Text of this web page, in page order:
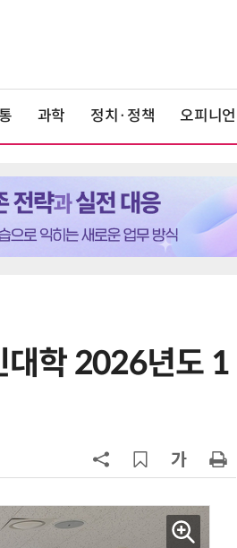
과학 정치·정책 오피니언
대학 2026년도 1
[사설] 차세대 전력반도체 R&D, 참
동계·소상공인 이의 모두 기각
메가프로젝트 속도전…'산업자원안
보기금' 신설해 공급망 사수